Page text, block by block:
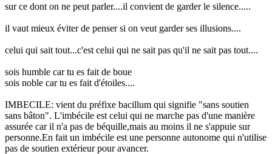
sur ce dont on ne peut parler....il convient de garder le silence.....
il vaut mieux éviter de penser si on veut garder ses illusions....
celui qui sait tout...c'est celui qui ne sait pas qu'il ne sait pas tout....
sois humble car tu es fait de boue
sois noble car tu es fait d'étoiles....
IMBECILE: vient du préfixe bacillum qui signifie "sans soutien
sans bâton". L'imbécile est celui qui ne marche pas d'une manière
assurée car il n'a pas de béquille,mais au moins il ne s'appuie sur
personne.En fait un imbécile est une personne autonome qui n'utilise
pas de soutien extérieur pour avancer.